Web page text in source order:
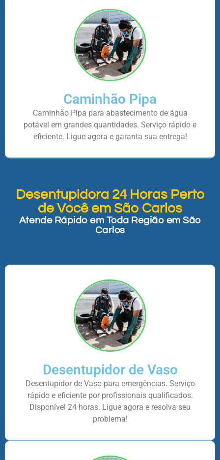
Caminhão Pipa
Caminhão Pipa para abastecimento de água
potável em grandes quantidades. Serviço rápido e
eficiente. Ligue agora e garanta sua entrega!
Desentupidora 24 Horas Perto
de Você em São Carlos
Atende Rápido em Toda Região em São
Carlos
Desentupidor de Vaso
Desentupidor de Vaso para emergências. Serviço
rápido e eficiente por profissionais qualificados.
Disponível 24 horas. Ligue agora e resolva seu
problema!